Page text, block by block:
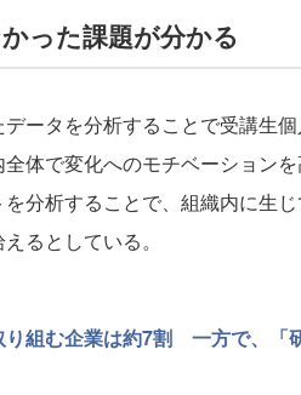
った課題が分かる
ータを分析することで受講生
体で変化へのモチベーションを
分析することで、組織内に生
るとしている。
り組む企業は約7割 一方で、「